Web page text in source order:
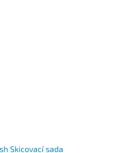
Skicovací sada